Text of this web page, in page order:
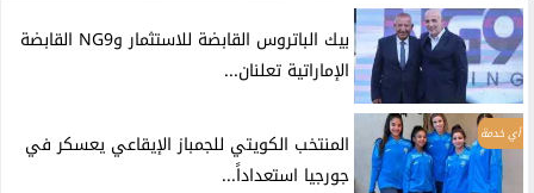
بيك الباتروس القابضة للاستثمار وNG9 القابضة
الإماراتية تعلنان...
أي خدمة
المنتخب الكويتي للجمباز الإيقاعي يعسكر في
جورجيا استعداداً...